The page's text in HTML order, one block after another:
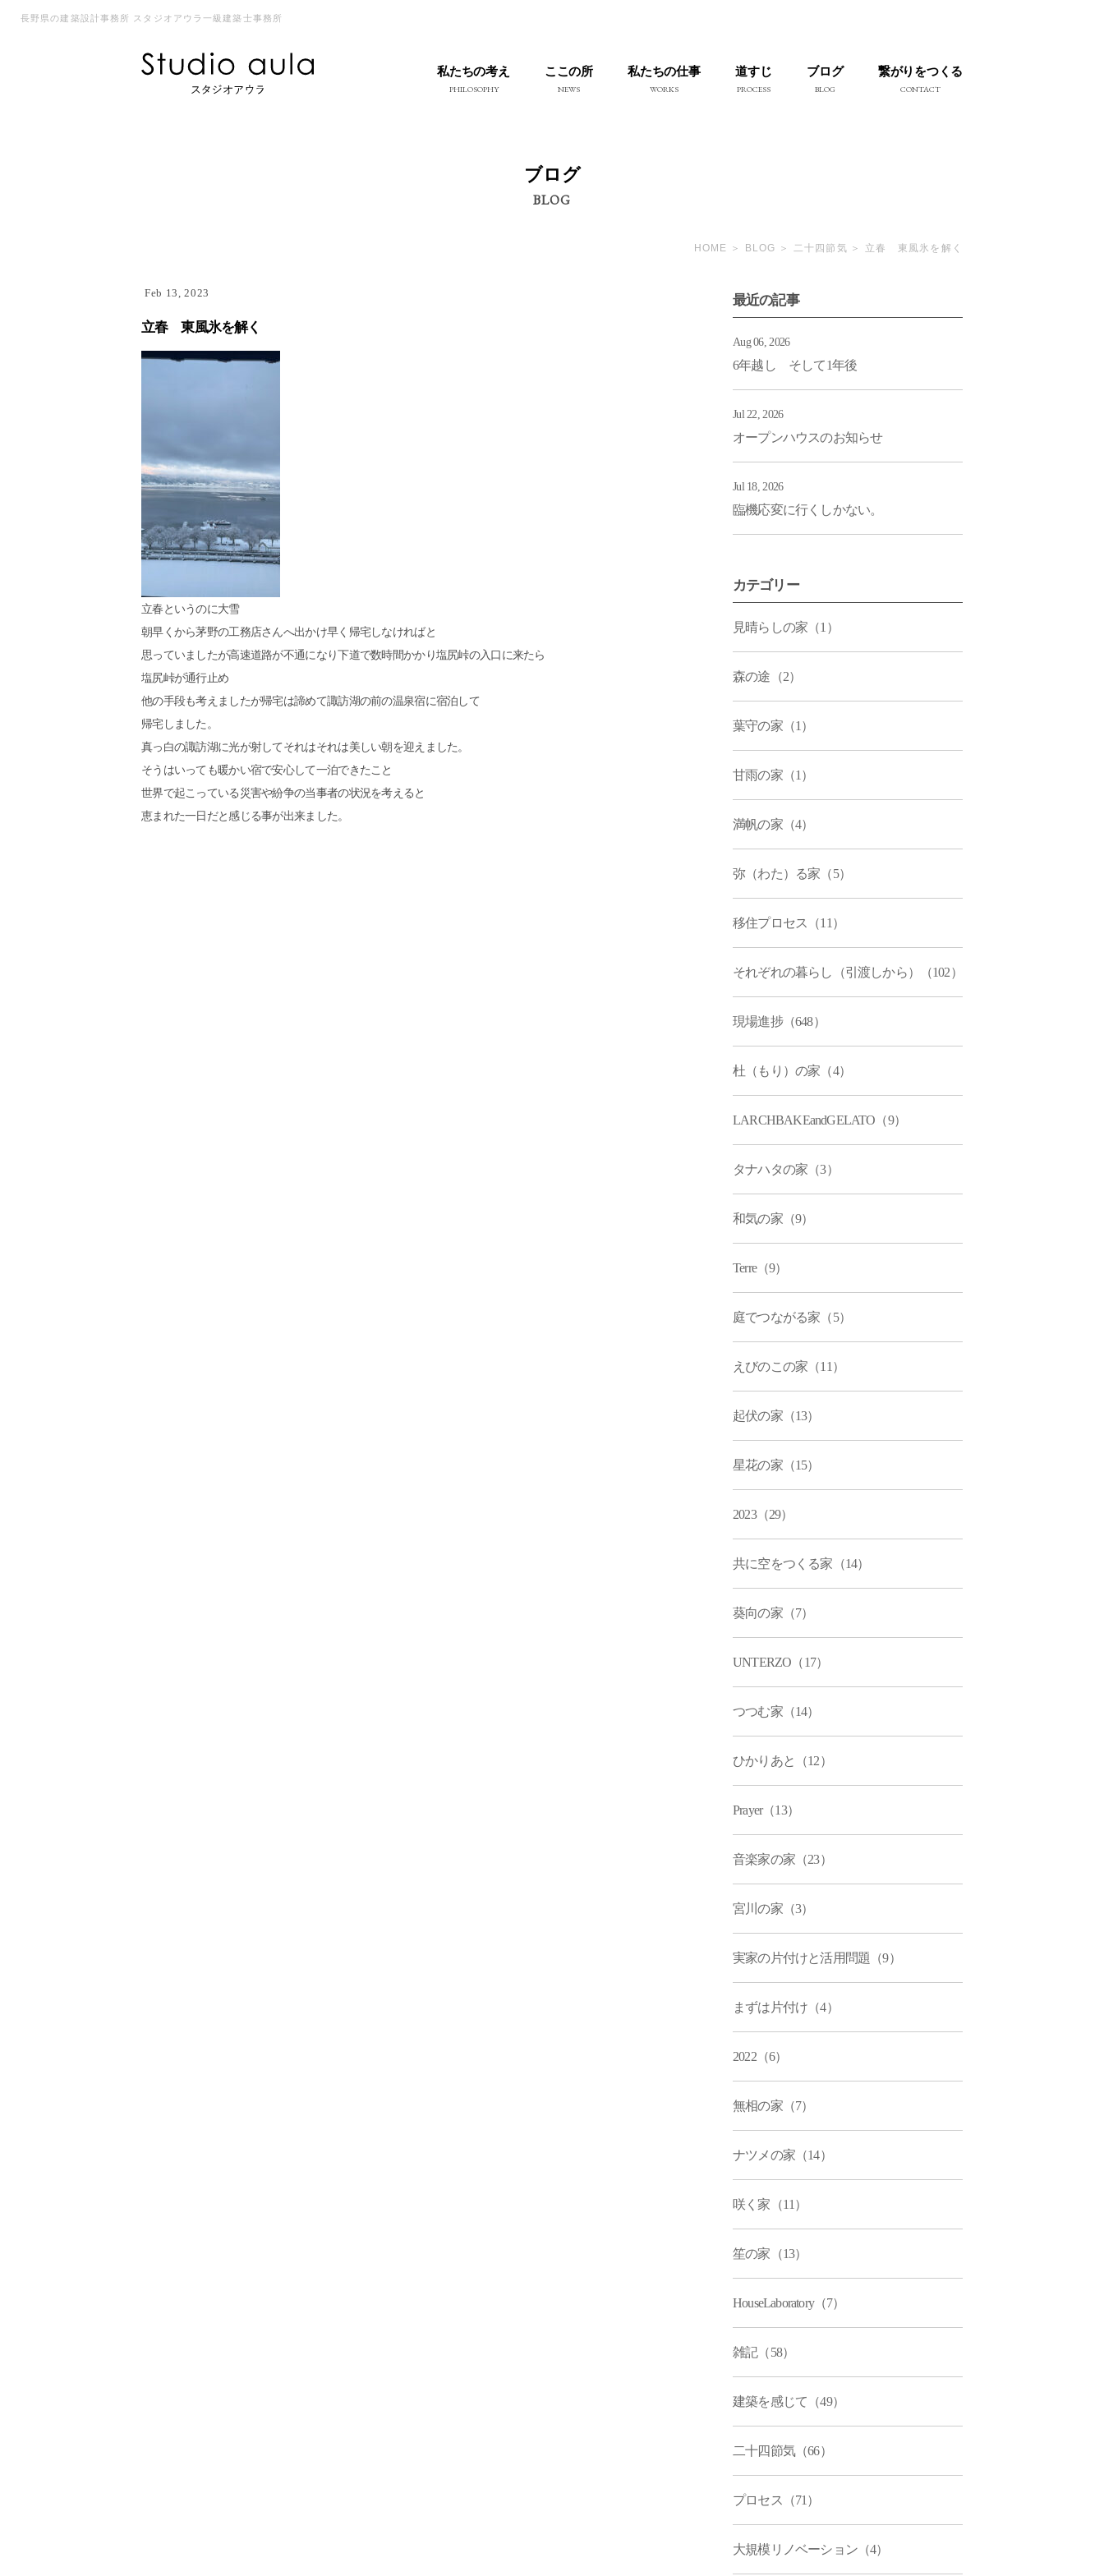
長野県の建築設計事務所 スタジオアウラ一級建築士事務所
私たちの考え
PHILOSOPHY
ここの所
NEWS
私たちの仕事
WORKS
道すじ
PROCESS
ブログ
BLOG
繋がりをつくる
CONTACT
ブログ
BLOG
HOME BLOG 二十四節気 立春 東風氷を解く
Feb 13, 2023
立春 東風氷を解く
立春というのに大雪
朝早くから茅野の工務店さんへ出かけ早く帰宅しなければと
思っていましたが高速道路が不通になり下道で数時間かかり塩尻峠の入口に来たら
塩尻峠が通行止め
他の手段も考えましたが帰宅は諦めて諏訪湖の前の温泉宿に宿泊して
帰宅しました。
真っ白の諏訪湖に光が射してそれはそれは美しい朝を迎えました。
そうはいっても暖かい宿で安心して一泊できたこと
世界で起こっている災害や紛争の当事者の状況を考えると
恵まれた一日だと感じる事が出来ました。
最近の記事
Aug 06, 2026
6年越し そして1年後
Jul 22, 2026
オープンハウスのお知らせ
Jul 18, 2026
臨機応変に行くしかない。
カテゴリー
見晴らしの家（1）
森の途（2）
葉守の家（1）
甘雨の家（1）
満帆の家（4）
弥（わた）る家（5）
移住プロセス（11）
それぞれの暮らし（引渡しから）（102）
現場進捗（648）
杜（もり）の家（4）
LARCHBAKEandGELATO（9）
タナハタの家（3）
和気の家（9）
Terre（9）
庭でつながる家（5）
えびのこの家（11）
起伏の家（13）
星花の家（15）
2023（29）
共に空をつくる家（14）
葵向の家（7）
UNTERZO（17）
つつむ家（14）
ひかりあと（12）
Prayer（13）
音楽家の家（23）
宮川の家（3）
実家の片付けと活用問題（9）
まずは片付け（4）
2022（6）
無相の家（7）
ナツメの家（14）
咲く家（11）
笙の家（13）
HouseLaboratory（7）
雑記（58）
建築を感じて（49）
二十四節気（66）
プロセス（71）
大規模リノベーション（4）